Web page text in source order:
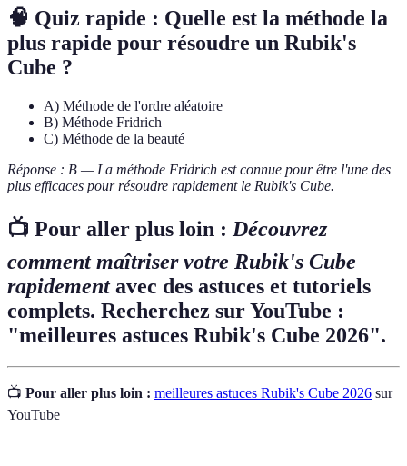
🧠 Quiz rapide : Quelle est la méthode la
plus rapide pour résoudre un Rubik's
Cube ?
A) Méthode de l'ordre aléatoire
B) Méthode Fridrich
C) Méthode de la beauté
Réponse : B — La méthode Fridrich est connue pour être l'une des
plus efficaces pour résoudre rapidement le Rubik's Cube.
📺 Pour aller plus loin : Découvrez
comment maîtriser votre Rubik's Cube
rapidementavec des astuces et tutoriels
complets. Recherchez sur YouTube :
"meilleures astuces Rubik's Cube 2026".
📺 Pour aller plus loin : meilleures astuces Rubik's Cube 2026 sur
YouTube